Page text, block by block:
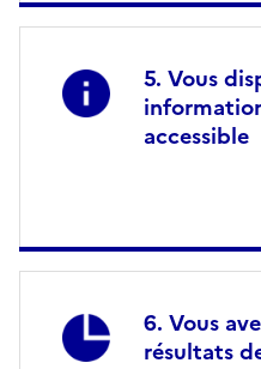
Vous
accessible
Vous
résultats